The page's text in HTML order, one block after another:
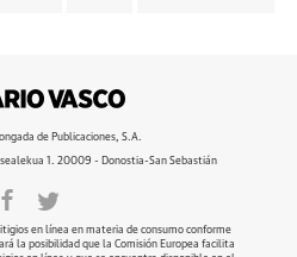
de Publicaciones, S.A.
1. 20009 - Donostia-San Sebastián
en línea en materia de consumo conforme
la posibilidad que la Comisión Europea facilita